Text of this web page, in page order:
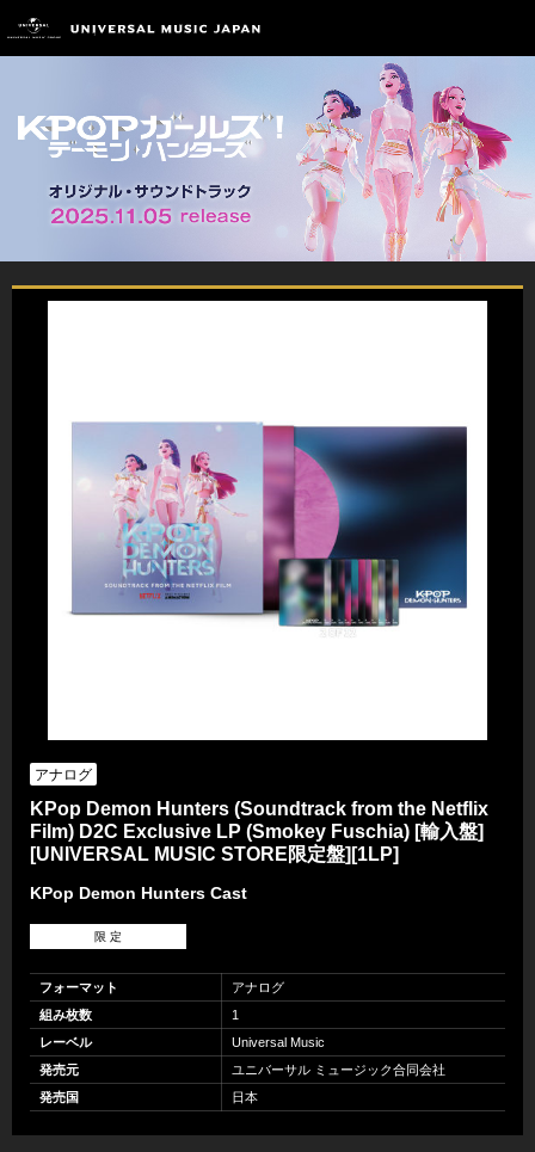
アナログ
KPop Demon Hunters (Soundtrack from the Netflix
Film) D2C Exclusive LP (Smokey Fuschia) [輸入盤]
[UNIVERSAL MUSIC STORE限定盤][1LP]
KPop Demon Hunters Cast
限 定
フォーマット
アナログ
組み枚数
1
レーベル
Universal Music
発売元
ユニバーサル ミュージック合同会社
発売国
日本